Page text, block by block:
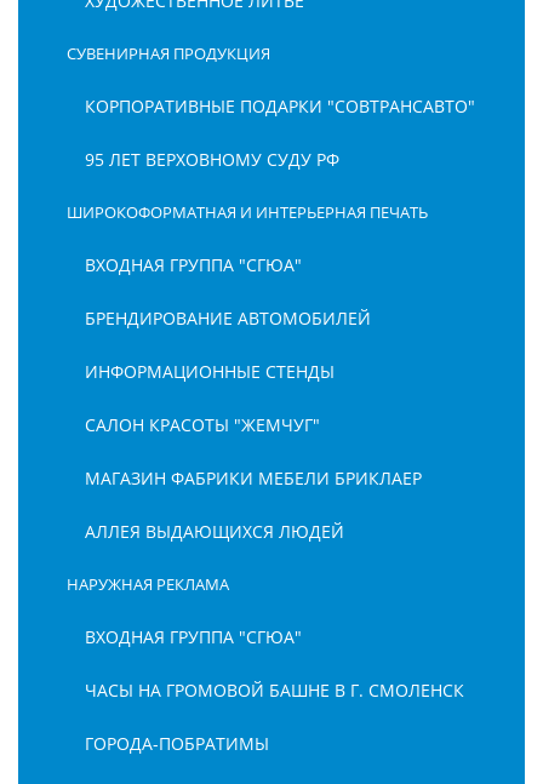
СУВЕНИРНАЯ ПРОДУКЦИЯ
КОРПОРАТИВНЫЕ ПОДАРКИ "СОВТРАНСАВТО"
95 ЛЕТ ВЕРХОВНОМУ СУДУ РФ
ШИРОКОФОРМАТНАЯ И ИНТЕРЬЕРНАЯ ПЕЧАТЬ
ВХОДНАЯ ГРУППА "СГЮА"
БРЕНДИРОВАНИЕ АВТОМОБИЛЕЙ
ИНФОРМАЦИОННЫЕ СТЕНДЫ
САЛОН КРАСОТЫ "ЖЕМЧУГ"
МАГАЗИН ФАБРИКИ МЕБЕЛИ БРИКЛАЕР
АЛЛЕЯ ВЫДАЮЩИХСЯ ЛЮДЕЙ
НАРУЖНАЯ РЕКЛАМА
ВХОДНАЯ ГРУППА "СГЮА"
ЧАСЫ НА ГРОМОВОЙ БАШНЕ В Г. СМОЛЕНСК
ГОРОДА-ПОБРАТИМЫ